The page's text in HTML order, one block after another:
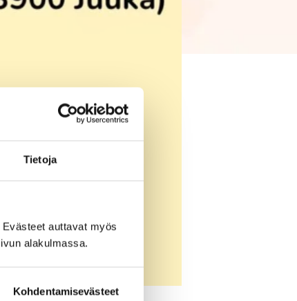
Tietoja
auttavat myös
alakulmassa.
Kohdentamisevästeet